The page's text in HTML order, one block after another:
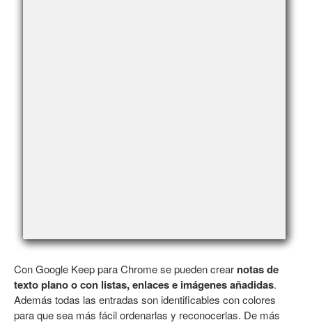
Con Google Keep para Chrome se pueden crear notas de
texto plano o con listas, enlaces e imágenes añadidas.
Además todas las entradas son identificables con colores
para que sea más fácil ordenarlas y reconocerlas. De más